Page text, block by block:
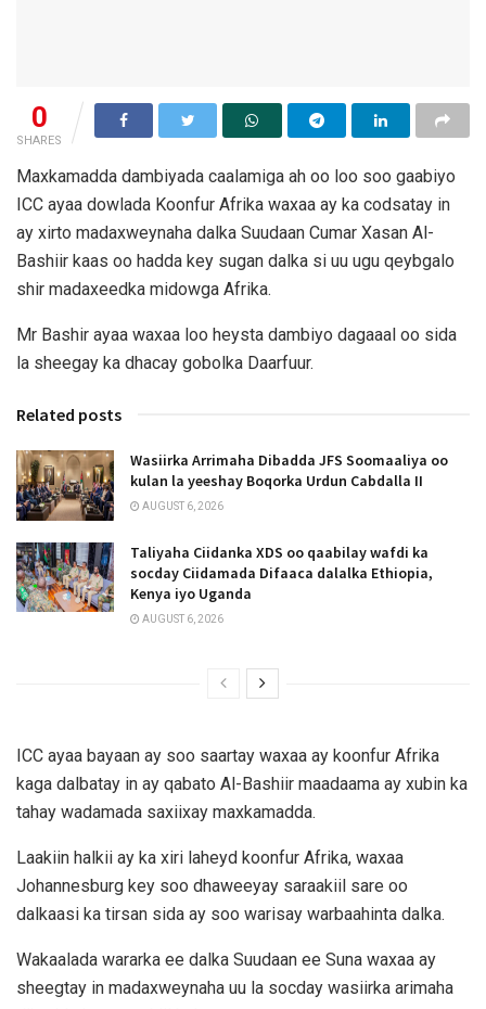
0
SHARES
Maxkamadda dambiyada caalamiga ah oo loo soo gaabiyo
ICC ayaa dowlada Koonfur Afrika waxaa ay ka codsatay in
ay xirto madaxweynaha dalka Suudaan Cumar Xasan Al-
Bashiir kaas oo hadda key sugan dalka si uu ugu qeybgalo
shir madaxeedka midowga Afrika.
Mr Bashir ayaa waxaa loo heysta dambiyo dagaaal oo sida
la sheegay ka dhacay gobolka Daarfuur.
Related posts
Wasiirka Arrimaha Dibadda JFS Soomaaliya oo
kulan la yeeshay Boqorka Urdun Cabdalla II
AUGUST 6, 2026
Taliyaha Ciidanka XDS oo qaabilay wafdi ka
socday Ciidamada Difaaca dalalka Ethiopia,
Kenya iyo Uganda
AUGUST 6, 2026
ICC ayaa bayaan ay soo saartay waxaa ay koonfur Afrika
kaga dalbatay in ay qabato Al-Bashiir maadaama ay xubin ka
tahay wadamada saxiixay maxkamadda.
Laakiin halkii ay ka xiri laheyd koonfur Afrika, waxaa
Johannesburg key soo dhaweeyay saraakiil sare oo
dalkaasi ka tirsan sida ay soo warisay warbaahinta dalka.
Wakaalada wararka ee dalka Suudaan ee Suna waxaa ay
sheegtay in madaxweynaha uu la socday wasiirka arimaha